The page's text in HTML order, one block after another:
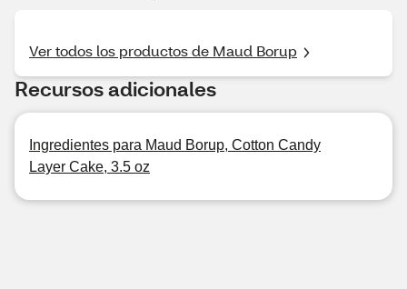
Ver todos los productos de Maud Borup
Recursos adicionales
Ingredientes para Maud Borup, Cotton Candy
Layer Cake, 3.5 oz